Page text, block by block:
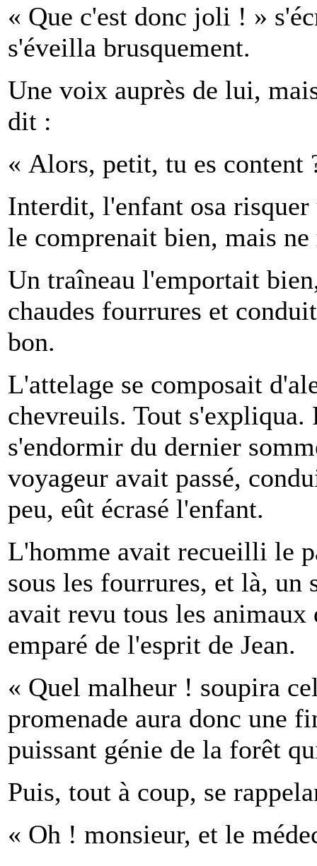
« Que c'est donc joli ! »
s'éveilla brusquement.
Une voix auprès de lui,
dit :
« Alors, petit, tu es content
Interdit, l'enfant osa
le comprenait bien, mais
Un traîneau l'emportait
chaudes fourrures et
bon.
L'attelage se composait
chevreuils. Tout s'expliqua.
s'endormir du dernier
voyageur avait passé,
peu, eût écrasé l'enfant.
L'homme avait recueilli le
sous les fourrures, et là,
avait revu tous les
emparé de l'esprit de Jean.
« Quel malheur ! soupira
promenade aura donc une
puissant génie de la forêt
Puis, tout à coup, se
« Oh ! monsieur, et le